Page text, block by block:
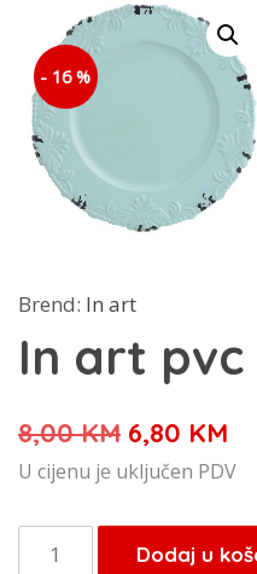
- 16 %
Brend: In art
In art
8,00KM Izvorna
cijena
je:
6,80 KM
U cijenu je uključen PDV
Dodaj u